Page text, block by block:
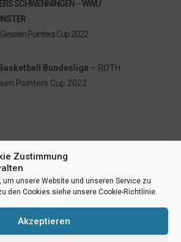
Zustimmung
um unsere Website und unseren Service zu
den Cookies siehe unsere Cookie-Richtlinie.
Akzeptieren
SCHWENNINGEN – WWU
Pointers Cup 2022
Basketball Bundesliga – ROTH
Pointers Cup 2022
+ iCal / Outlook exportieren